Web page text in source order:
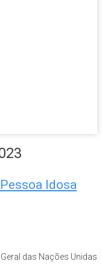
Idosa
das Nações Unidas